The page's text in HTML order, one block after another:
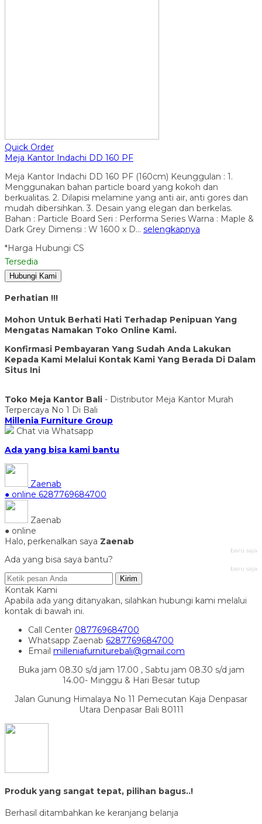
Quick Order
Meja Kantor Indachi DD 160 PF
Meja Kantor Indachi DD 160 PF (160cm) Keunggulan : 1.
Menggunakan bahan particle board yang kokoh dan
berkualitas. 2. Dilapisi melamine yang anti air, anti gores dan
mudah dibersihkan. 3. Desain yang elegan dan berkelas.
Bahan : Particle Board Seri : Performa Series Warna : Maple &
Dark Grey Dimensi : W 1600 x D… selengkapnya
*Harga Hubungi CS
Tersedia
Hubungi Kami
Perhatian !!!
Mohon Untuk Berhati Hati Terhadap Penipuan Yang
Mengatas Namakan Toko Online Kami.
Konfirmasi Pembayaran Yang Sudah Anda Lakukan
Kepada Kami Melalui Kontak Kami Yang Berada Di Dalam
Situs Ini
Toko Meja Kantor Bali - Distributor Meja Kantor Murah
Terpercaya No 1 Di Bali
Millenia Furniture Group
Chat via Whatsapp
Ada yang bisa kami bantu
Zaenab
● online 6287769684700
Zaenab
● online
Halo, perkenalkan saya Zaenab
baru saja
Ada yang bisa saya bantu?
baru saja
Kirim
Kontak Kami
Apabila ada yang ditanyakan, silahkan hubungi kami melalui
kontak di bawah ini.
Call Center 087769684700
Whatsapp Zaenab 6287769684700
Email milleniafurniturebali@gmail.com
Buka jam 08.30 s/d jam 17.00 , Sabtu jam 08.30 s/d jam
14.00- Minggu & Hari Besar tutup
Jalan Gunung Himalaya No 11 Pemecutan Kaja Denpasar
Utara Denpasar Bali 80111
Produk yang sangat tepat, pilihan bagus..!
Berhasil ditambahkan ke keranjang belanja